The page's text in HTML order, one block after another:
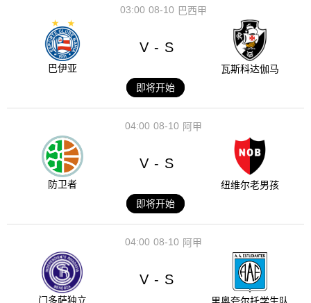
08-10
03:00 巴西甲
巴伊亚
V - S
瓦斯科达伽马
即将开始
08-10
04:00 阿甲
防卫者
V - S
纽维尔老男孩
即将开始
08-10
04:00 阿甲
门多萨独立
V - S